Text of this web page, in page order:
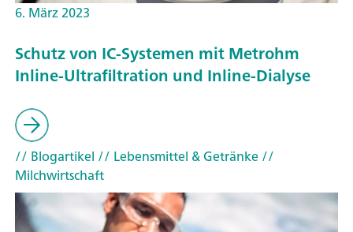
6. März 2023
Schutz von IC-Systemen mit Metrohm
Inline-Ultrafiltration und Inline-Dialyse
// Blogartikel // Lebensmittel & Getränke//
Milchwirtschaft